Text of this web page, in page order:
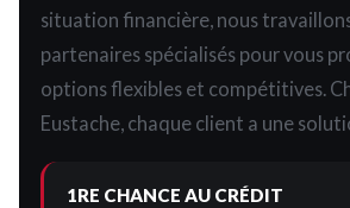
situation financière, nous
partenaires spécialisés pour vous
options flexibles et compétitives.
Eustache, chaque client a une
1RE CHANCE AU CRÉDIT